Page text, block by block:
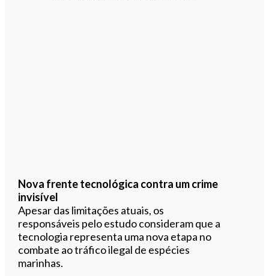
Nova frente tecnológica contra um crime
invisível
Apesar das limitações atuais, os
responsáveis pelo estudo consideram que a
tecnologia representa uma nova etapa no
combate ao tráfico ilegal de espécies
marinhas.